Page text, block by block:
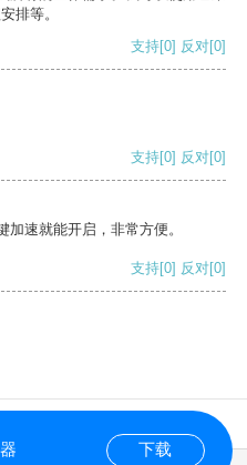
排等。
支持[0] 反对[0]
支持[0] 反对[0]
速就能开启，非常方便。
支持[0] 反对[0]
下载